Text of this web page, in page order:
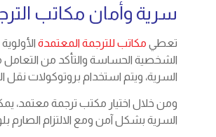
سرية وأمان مكاتب
تعطي مكاتب للترجمة المعتمدة
الشخصية الحساسة والتأكد من
السرية، ويتم استخدام بروتوكولات نقل
ومن خلال اختيار مكتب ترجمة معتمد،
السرية بشكل آمن ومع الالتزام الصارم